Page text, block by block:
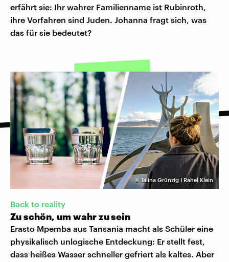
erfährt sie: Ihr wahrer Familienname ist Rubinroth,
ihre Vorfahren sind Juden. Johanna fragt sich, was
das für sie bedeutet?
©Taiina Grünzig I Rahel Klein
Back to reality
Zu schön, um wahr zu sein
Erasto Mpemba aus Tansania macht als Schüler eine
physikalisch unlogische Entdeckung: Er stellt fest,
dass heißes Wasser schneller gefriert als kaltes. Aber